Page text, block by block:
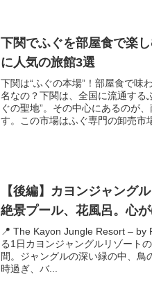
下関でふぐを部屋食で楽
に人気の旅館3選
下関は“ふぐの本場”！部屋食で味
名なの？下関は、全国に流通する
ぐの聖地”。その中心にあるのが
す。この市場はふぐ専門の卸売市
【後編】カヨンジャング
絶景プール、花風呂。心
📍 The Kayon Jungle Resort – by
る1日カヨンジャングルリゾート
間。ジャングルの深い緑の中、
時過ぎ、バ...